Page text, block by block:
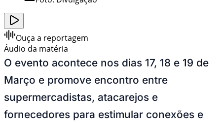
Ouça a reportagem
Áudio da matéria
O evento acontece nos dias 17, 18 e 19 de
Março e promove encontro entre
supermercadistas, atacarejos e
fornecedores para estimular conexões e